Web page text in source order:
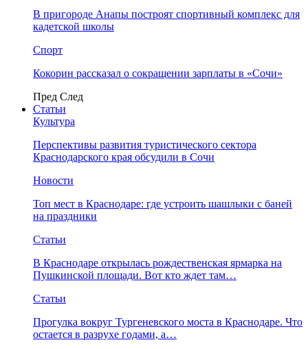
В пригороде Анапы построят спортивный комплекс для
кадетской школы
Спорт
Кокорин рассказал о сокращении зарплаты в «Сочи»
Пред След
Статьи
Культура
Перспективы развития туристического сектора
Краснодарского края обсудили в Сочи
Новости
Топ мест в Краснодаре: где устроить шашлыки с баней
на праздники
Статьи
В Краснодаре открылась рождественская ярмарка на
Пушкинской площади. Вот кто ждет там…
Статьи
Прогулка вокруг Тургеневского моста в Краснодаре. Что
остается в разрухе годами, а…